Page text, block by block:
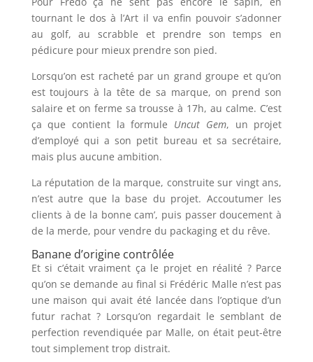
tournant le dos à l’Art il va enfin pouvoir s’adonner
au golf, au scrabble et prendre son temps en
pédicure pour mieux prendre son pied.
Lorsqu’on est racheté par un grand groupe et qu’on
est toujours à la tête de sa marque, on prend son
salaire et on ferme sa trousse à 17h, au calme. C’est
ça que contient la formule Uncut Gem, un projet
d’employé qui a son petit bureau et sa secrétaire,
mais plus aucune ambition.
La réputation de la marque, construite sur vingt ans,
n’est autre que la base du projet. Accoutumer les
clients à de la bonne cam’, puis passer doucement à
de la merde, pour vendre du packaging et du rêve.
Banane d’origine contrôlée
Et si c’était vraiment ça le projet en réalité ? Parce
qu’on se demande au final si Frédéric Malle n’est pas
une maison qui avait été lancée dans l’optique d’un
futur rachat ? Lorsqu’on regardait le semblant de
perfection revendiquée par Malle, on était peut-être
tout simplement trop distrait.